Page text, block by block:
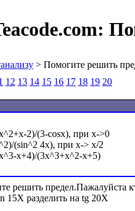
> Помогите решить
12 13 14 15 16 17 18 19 20
2)/(3-cosx), при x->0
(sin^2 4x), при x-> x/2
решить предел.Пажалуйста
15X разделить на tg 20X